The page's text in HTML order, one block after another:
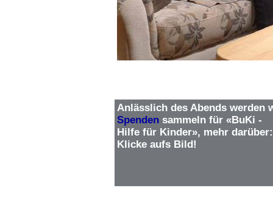
Anlässlich des Abends werden
Spenden sammeln für «BuKi -
Hilfe für Kinder», mehr darüber:
Klicke aufs Bild!